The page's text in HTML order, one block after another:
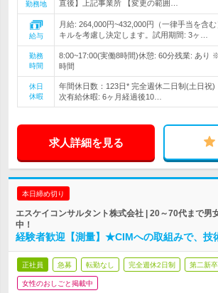
勤務地 直後】上記事業所 【変更の範囲…
給与
月給: 264,000円~432,000円（一律手当を含
キルを考慮し決定します。試用期間: 3ヶ…
勤務
時間
8:00~17:00(実働8時間)休憩: 60分残業: あり
時間
休日
休暇
年間休日数：123日* 完全週休二日制(土日祝
次有給休暇: 6ヶ月経過後10…
求人詳細を見る
本日締め切り
エスケイコンサルタント株式会社 | 20～70代まで男
中！
経験者歓迎【測量】★CIMへの取組みで、技
正社員 急募 転勤なし 完全週休2日制 第二新
女性のおしごと掲載中